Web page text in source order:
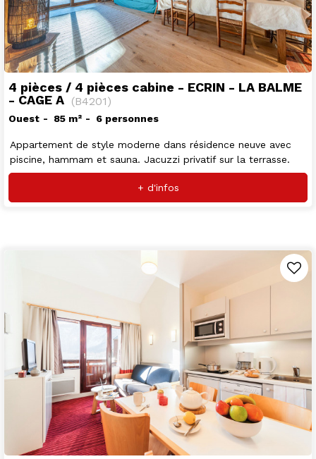
4 pièces / 4 pièces cabine - ECRIN - LA BALME
- CAGE A (B4201)
Ouest 85 m² 6 personnes
Appartement de style moderne dans résidence neuve avec
piscine, hammam et sauna. Jacuzzi privatif sur la terrasse.
+ d'infos